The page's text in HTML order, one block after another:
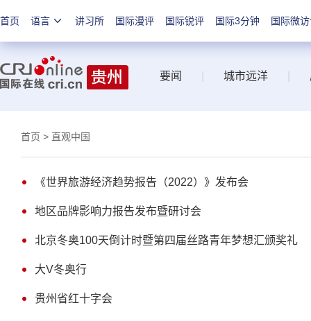
首页 语言 讲习所 国际漫评 国际锐评 国际3分钟 国际微
要闻 城市远洋
首页 > 直观中国
《世界旅游经济趋势报告（2022）》发布会
地区品牌影响力报告发布暨研讨会
北京冬奥100天倒计时暨第四届丝路青年梦想汇颁奖礼
大V冬奥行
贵州省红十字会